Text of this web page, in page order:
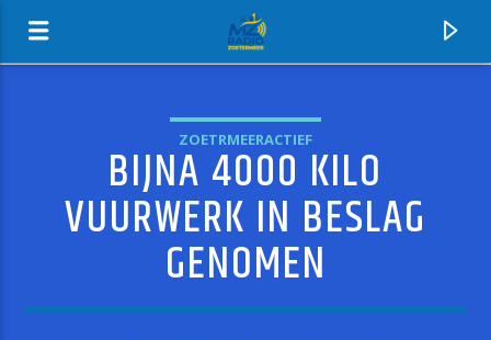
MZ-RADIO
ZOETRMEERACTIEF
BIJNA 4000 KILO
VUURWERK IN BESLAG
GENOMEN